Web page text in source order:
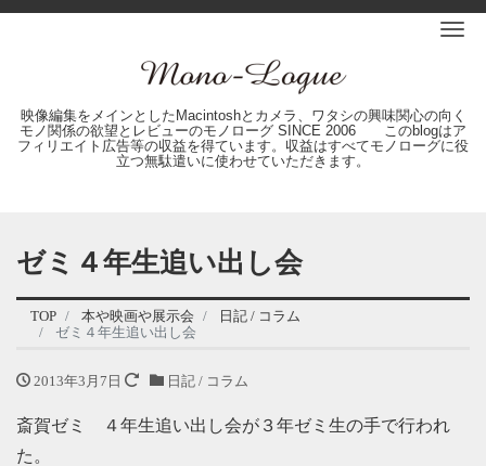
映像編集をメインとしたMacintoshとカメラ、ワタシの興味関心の向く
モノ関係の欲望とレビューのモノローグ SINCE 2006 このblogはア
フィリエイト広告等の収益を得ています。収益はすべてモノローグに役
立つ無駄遣いに使わせていただきます。
ゼミ４年生追い出し会
TOP 本や映画や展示会
日記 / コラム
ゼミ４年生追い出し会
2013年3月7日 日記 / コラム
斎賀ゼミ ４年生追い出し会が３年ゼミ生の手で行われ
た。